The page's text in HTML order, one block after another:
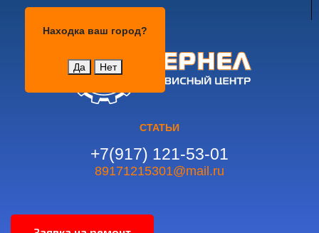
Находка ваш город?
Да Нет
СТАТЬИ
+7(917) 121-53-01
89171215301@mail.ru